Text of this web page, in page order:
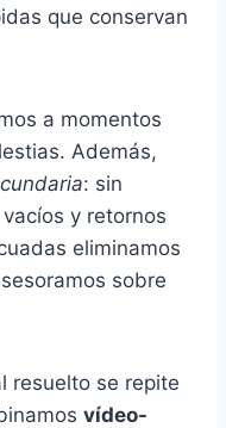
que conservan
a momentos
Además,
: sin
y retornos
eliminamos
sobre
resuelto se repite
vídeo-